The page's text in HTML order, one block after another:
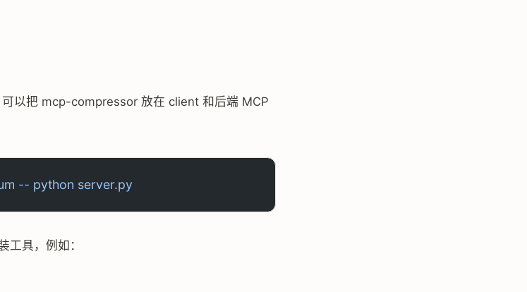
以把 mcp-compressor 放在 client 和后端 MCP
-- python server.py
工具，例如：